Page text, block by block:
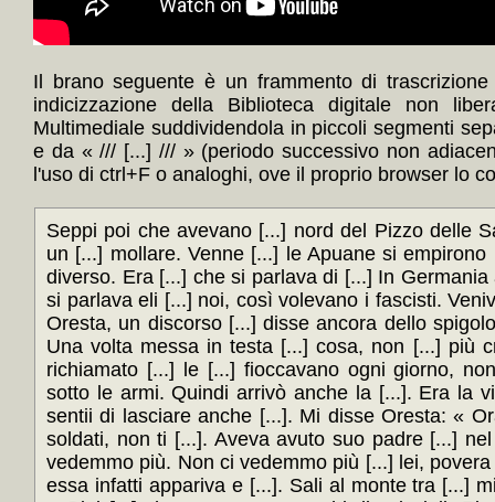
Il brano seguente è un frammento di
indicizzazione della Biblioteca digitale non
Multimediale suddividendola in piccoli segmenti
e da « /// [...] /// » (periodo successivo non
l'uso di ctrl+F o analoghi, ove il proprio browser lo
Seppi poi che avevano [...] nord del Pizzo delle Saette, Aldo [...] fatto male a un [...] mollare. Venne [...] le Apuane si empirono [...] gite presero un aspetto diverso. Era [...] che si parlava di [...] In Germania aveva aggredito la Polonia, si parlava eli [...] noi, così volevano i fascisti. Veniva poca voglia di [...]. Trovai Oresta, un discorso [...] disse ancora dello spigolo nord del Pizzo [...] Saette. Una volta messa in testa [...] cosa, non [...] più cristi, con lei. Aldo era stato richiamato [...] le [...] fioccavano ogni giorno, non [...] non avesse qualcuno sotto le armi. Quindi arrivò anche la [...]. Era la vigilia del [...] spigolo nord e sentii di lasciare anche [...]. Mi disse Oresta: « Ora [...] fare propaganda fra i soldati, non ti [...]. Aveva avuto suo padre [...] nel [...] mi strinse la mano [...] vedemmo più. Non ci vedemmo più [...] lei, povera Oresta. La chiamavano [...] essa infatti appariva e [...]. Sali al monte tra [...] mise nella formazione di Gigi e Gigi [...] che ne avevano pochi di spiccioli. Piantarono il quartier generale [...] Foce di [...] tra i montanari di Col [...] Favilla, di [...] di Pruno e del Cardoso. Ragazzi apposto, li conoscevo. Ma lei era la [...] dicevano. Una furia, povera Oresta. Mi bastava pensarci per [...] tracolla, piccozza nel pugno e corda olla [...]. Ale, Oresta, ale, [...]. Mi dicevano che i [...] fascisti la odiavano, la chiamavano [...] povera [...] la volevano viva. La odiavano perchè In [...] quando se la trovavano davanti era già [...]. Dicono che stava sempre [...] non bastava [...] camminare da muli per [...] volevano sorprendere i boia. Quindi li ammaestrava senza [...] picchi con la corda, mitraglia alle spalle [...] pugno. Anche questo capivo. Molti nostri ragazzi, infatti, [...] con la montagna non meno che contro [...] spesso sono caduti per questo. Potevo immaginarmi [...] lassù. Mi ricordavo di un [...] stella, si trattava di una sola nottata. Poi [...] del [...]. E sempre mi dicevano [...] Oresta. Della volta che si [...] a faccia con sei tedeschi e della [...] presero nel rifugio della Pània Secca. Stava a lei ad [...] muro [...] gli altri quattro erano [...] dietro [...] sotto i suoi occhi [...] si butta a ròtoli [...] che scende a Forno [...] e chi s'è visto [...]. Poi del ponte, poi [...] di munizioni e del magazzino di viveri, [...]. [...] della volta che da [...] ai fascisti sul [...] finché ebbe munizioni nella [...] si aiutò con i massi, con le [...] le unghie fino a buio. Poi venne [...] di ripiegare, "tutte le [...] riunirsi in «n punto della Garfagnana, era [...] e i tedeschi si ammassavano sulla Linea Gotica. Il gruppo delle Pànie [...] SS, quelle con le edelweiss al berretto, [...] quali si piazzò com'era facile capire sul Pizzo [...] Saette. Da li si poteva [...] passo tra la Garfagnana e la [...] punto troppo importante perchè [...] anche con le prime nevi. Erano i mesi della [...] i tedeschi apparivano anche più neri. Sparavano addirittura alle pietre, [...] facevano le pietre rotolando di giorno e [...] quelle pareti a picco. Riconquistare quel baluardo a [...] metri sotto il fuoco de le mitraglie, [...] partigiana si era scatenata [...] Linea Gotica, quindi bisognava passare per forza [...]. Potevo [...] mi dissero di Oresta. Fu uno notte di [...] le stelle, poi venne la [...] e di nuovo tornarono, qua e là, le stelle. Non rimaneva che la [...] spigolo nord, le altre vie si trovavano [...] sarebbero difese a colpi di pietra, [...] Lo spigolo nord del Pizzo [...] Saette è 700 metri di salti verticali con [...] roccia sempre sfasciata, si può giungere in [...]. Forse con una diecina di [...]. Invece dovevano fare attenzione [...] le pietre, a [...] su su come ombre, [...] corda. Si legarono in tre, Oresta [...] il petto gonfio di [...] e coraggio. Un po' veniva la neve, [...] po' riapparivano le [...] così por due ore, forse [...] quattro. Se fosse spuntata [...] addio, sapevano questo. E sapevano che [...] centinaia di compagni aspettavano il [...]. In tutte le cose [...] si dice. La fortuna era questa: [...] momento le mani facevano sangue, le unghie [...] strappati: non restava loro che guardarsi occhi [...] le cose. Sentivano già tossicchiare e [...] tanto per via del gelo. Non rimanevano che gli [...] di parete a piombo. Oresta prese a destra, [...] sinistra, fra loro [...] soltanto la corda come [...] nel vuoto, e laggiù nel buio respiravano [...] in attesa del colpo. Cadde una pietra e [...] in tedesco, ma subito seguirono gli scoppi [...] fu un inferno, un inferno di pochi [...]. Poi la vittoria [...]. La raccolsero che teneva [...] in un pugno e il capo della [...]. La corda era rimasta [...] momento di scattare, un attimo e giù. Era precipitata senza lanciare [...] si trattasse di salire ancora, non di [...]. [...] raccolta ai piedi di [...] tante volte le aveva fatto sognare gli [...] oggi porta appunto il suo nome: non [...] i bracci delle croci dove il tempo [...]. SILVIO MICHELI MOSCA [...] Grande successo Ha ottenuto al Teatro [...] il balletto « Don [...] » di [...]. Ecco la ballerina Maya [...] durante una difficile e [...] » del finale. Lo stesso balletto verrà [...] In [...] » Londra da! Ma è risaputo: gli [...] non hanno età. Tutti sanno chi era « Gallo » in Spagna, quali erano la [...] funzione e la [...] tremenda responsabilità di dirigente nella [...] eppure aveva appena [...] anni. Le fotografie di [...] tramandano [...] un po' assorta [...] giovane magro, un po' troppo [...] forse, che socchiude gli occhi per difendersi dal sole [...] spagnola. Adesso ha i capelli [...] ed è già molto diverso [...] asciutto che conoscemmo con [...] dopo il 25 aprile, il capo della Resistenza [...]. Ma è ancora lo [...] non hanno trasformato il leggero impaccio contadino [...] guardinghi i suoi gesti e il suo [...]. Ancora intatta è la [...] freschezza quasi fanciullesca dinanzi a [...] aspetti della vita e del mondo: tutto ciò [...] la cultura, ad esempio, che [...] giudica cor. Non sono il più [...] chi sia Longo uomo politico e dirigente [...]. Del resto chi conosca [...] attenzione il [...] popolare italiano e [...]. Vorrei piuttosto tracciare un [...] cosi come [...] conosciuto e colto al [...] tre anni abbondanti fa, a raccogliere documenti [...] il suo libro sulla Resistenza: « Un [...] »). [...] proprio [...] DALLA [...]